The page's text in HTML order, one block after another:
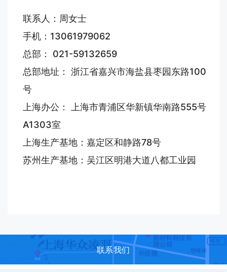
联系人：周女士
手机：13061979062
总部： 021-59132659
总部地址： 浙江省嘉兴市海盐县枣园东路100
号
上海办公： 上海市青浦区华新镇华南路555号
A1303室
上海生产基地：嘉定区和静路78号
苏州生产基地：吴江区明港大道八都工业园
联系我们